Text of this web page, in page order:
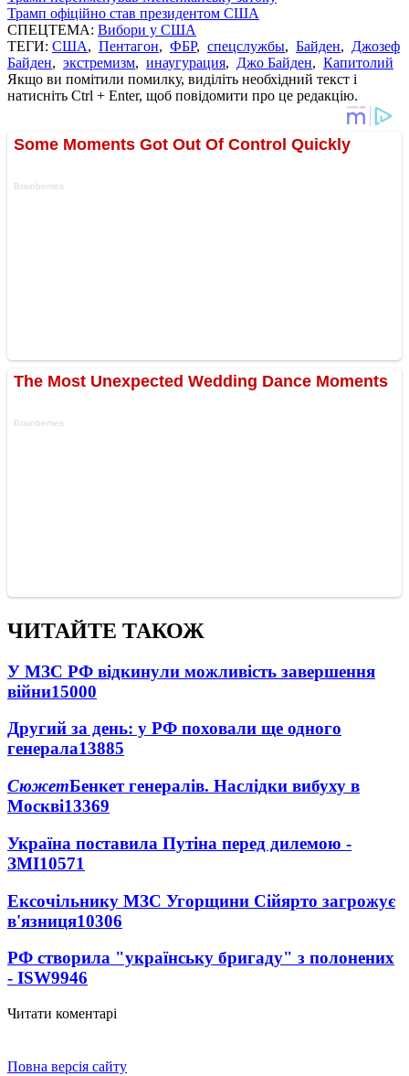
Трамп офіційно став президентом США
СПЕЦТЕМА: Вибори у США
ТЕГИ: США, Пентагон, ФБР, спецслужбы, Байден, Джозеф
Байден, экстремизм, инаугурация, Джо Байден, Капитолий
Якщо ви помітили помилку, виділіть необхідний текст і
натисніть Ctrl + Enter, щоб повідомити про це редакцію.
ЧИТАЙТЕ ТАКОЖ
У МЗС РФ відкинули можливість завершення
війни15000
Другий за день: у РФ поховали ще одного
генерала13885
СюжетБенкет генералів. Наслідки вибуху в
Москві13369
Україна поставила Путіна перед дилемою -
ЗМІ10571
Ексочільнику МЗС Угорщини Сійярто загрожує
в'язниця10306
РФ створила "українську бригаду" з полонених
- ISW9946
Читати коментарі
Повна версія сайту